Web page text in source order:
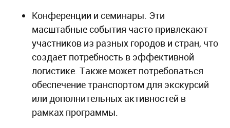
Конференции и семинары. Эти
масштабные события часто привлекают
участников из разных городов и стран, что
создаёт потребность в эффективной
логистике. Также может потребоваться
обеспечение транспортом для экскурсий
или дополнительных активностей в
рамках программы.